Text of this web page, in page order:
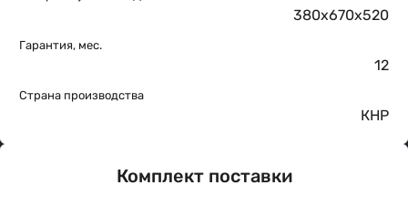
380x670x520
Гарантия, мес.
12
Страна производства
КНР
Комплект поставки